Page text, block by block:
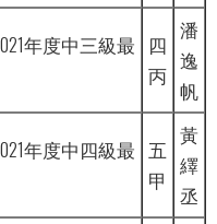
年度中三級最 四
丙
潘
逸
帆
年度中四級最 五
甲
黃
繹
丞